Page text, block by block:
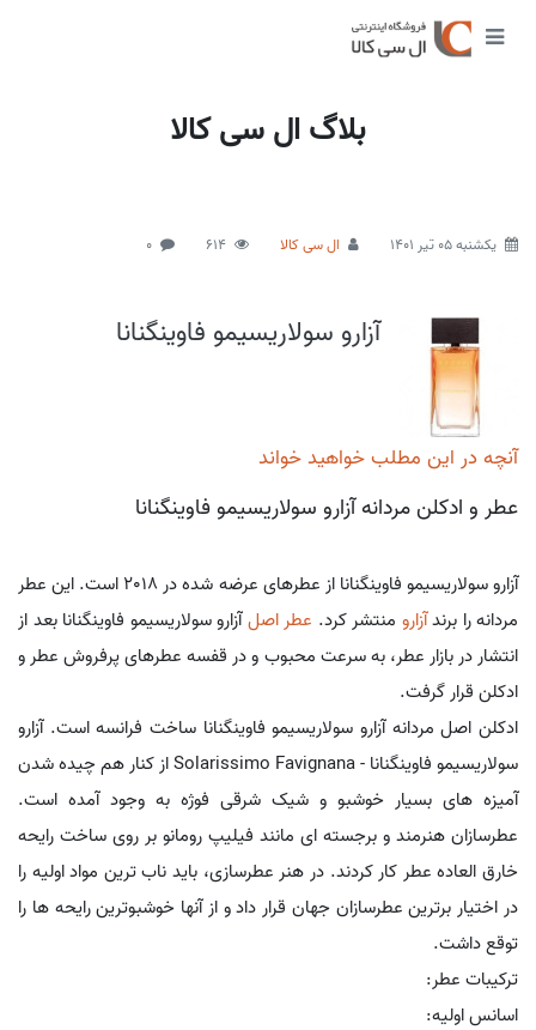
بلاگ ال سی کالا
يكشنبه 05 تیر 1401 ال سی کالا 614
0
آزارو سولاریسیمو فاوینگنانا
آنچه در این مطلب خواهید خواند
عطر و ادکلن مردانه آزارو سولاریسیمو فاوینگنانا
آزارو سولاریسیمو فاوینگنانا از عطرهای عرضه شده در 2018 است. این عطر
مردانه را برندآزارو منتشر کرد. عطر اصلآزارو سولاریسیمو فاوینگنانا بعد از
انتشار در بازار عطر، به سرعت محبوب و در قفسه عطرهای پرفروش عطر و
ادکلن قرار گرفت.
ادکلن اصل مردانه آزارو سولاریسیمو فاوینگنانا ساخت فرانسه است. آزارو
سولاریسیمو فاوینگنانا - Solarissimo Favignana از کنار هم چیده شدن
آمیزه های بسیار خوشبو و شیک شرقی فوژه به وجود آمده است.
عطرسازان هنرمند و برجسته ای مانند فیلیپ رومانو بر روی ساخت رایحه
خارق العاده عطر کار کردند. در هنر عطرسازی، باید ناب ترین مواد اولیه را
در اختیار برترین عطرسازان جهان قرار داد و از آنها خوشبوترین رایحه ها را
توقع داشت.
ترکیبات عطر:
اسانس اولیه: